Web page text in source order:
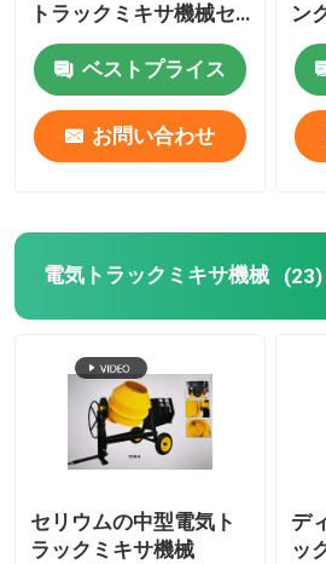
手のせん断の打抜き機
表面の粉砕機
石造りの打抜き機
掃除機機械
製粉の訓練機械
電力用具
トラックミキサ機械セ
リウム
ベストプライス
お問い合わせ
ン
電気トラックミキサ機械 (23)
セリウムの中型電気ト
ラックミキサ機械
デ
ッ